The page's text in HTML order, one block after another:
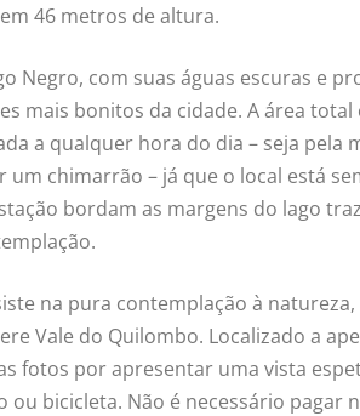
46 metros de altura.
Negro, com suas águas escuras e
mais bonitos da cidade. A área
a qualquer hora do dia – seja
um chimarrão – já que o local está
bordam as margens do lago
na pura contemplação à
Vale do Quilombo. Localizado a
fotos por apresentar uma vista
ou bicicleta. Não é necessário pagar